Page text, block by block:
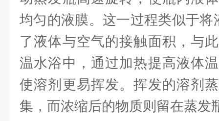
均匀的液膜。这一过程类似于将
了液体与空气的接触面积，与
温水浴中，通过加热提高液体
使溶剂更易挥发。挥发的溶剂
集，而浓缩后的物质则留在蒸发